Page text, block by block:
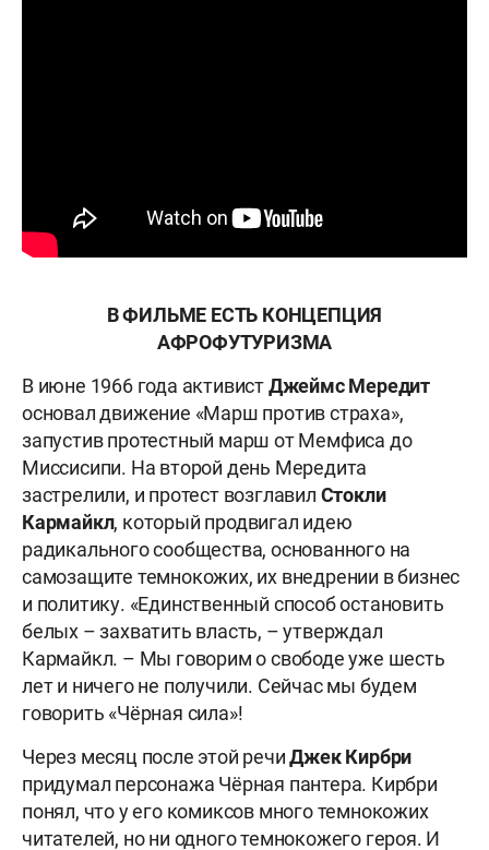
В ФИЛЬМЕ ЕСТЬ КОНЦЕПЦИЯ
АФРОФУТУРИЗМА
В июне 1966 года активистДжеймс Мередит
основал движение «Марш против страха»,
запустив протестный марш от Мемфиса до
Миссисипи. На второй день Мередита
застрелили, и протест возглавил Стокли
Кармайкл, который продвигал идею
радикального сообщества, основанного на
самозащите темнокожих, их внедрении в бизнес
и политику. «Единственный способ остановить
белых – захватить власть, – утверждал
Кармайкл. – Мы говорим о свободе уже шесть
лет и ничего не получили. Сейчас мы будем
говорить «Чёрная сила»!
Через месяц после этой речиДжек Кирбри
придумал персонажа Чёрная пантера. Кирбри
понял, что у его комиксов много темнокожих
читателей, но ни одного темнокожего героя. И